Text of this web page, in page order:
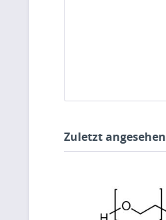
Zuletzt angesehen